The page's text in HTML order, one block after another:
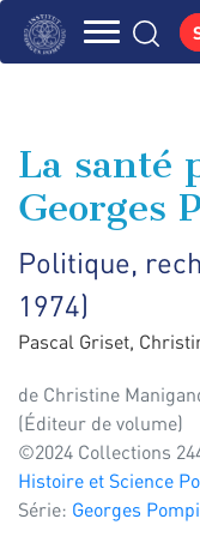
Skip
La santé
Georges
Politique,
1974)
Pascal Griset,
de Christine
(Éditeur de volume)
©2024 Collections
Histoire et Science
Série: Georges
Cookies management